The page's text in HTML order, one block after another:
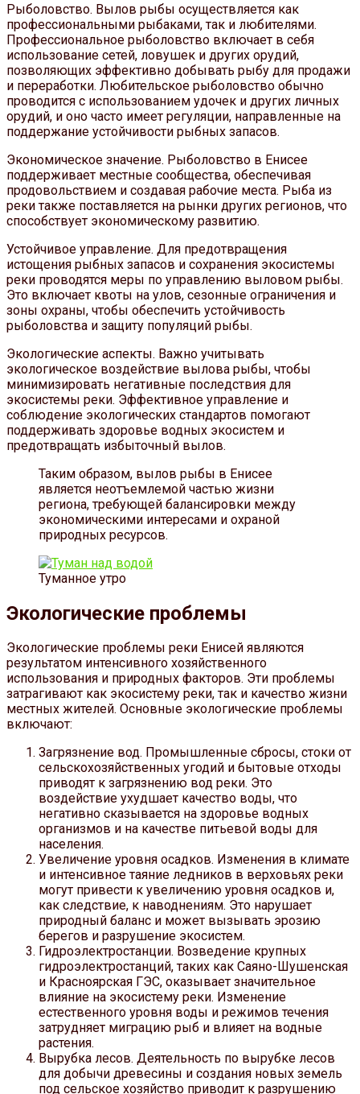
Рыболовство. Вылов рыбы осуществляется как
профессиональными рыбаками, так и любителями.
Профессиональное рыболовство включает в себя
использование сетей, ловушек и других орудий,
позволяющих эффективно добывать рыбу для продажи
и переработки. Любительское рыболовство обычно
проводится с использованием удочек и других личных
орудий, и оно часто имеет регуляции, направленные на
поддержание устойчивости рыбных запасов.
Экономическое значение. Рыболовство в Енисее
поддерживает местные сообщества, обеспечивая
продовольствием и создавая рабочие места. Рыба из
реки также поставляется на рынки других регионов, что
способствует экономическому развитию.
Устойчивое управление. Для предотвращения
истощения рыбных запасов и сохранения экосистемы
реки проводятся меры по управлению выловом рыбы.
Это включает квоты на улов, сезонные ограничения и
зоны охраны, чтобы обеспечить устойчивость
рыболовства и защиту популяций рыбы.
Экологические аспекты. Важно учитывать
экологическое воздействие вылова рыбы, чтобы
минимизировать негативные последствия для
экосистемы реки. Эффективное управление и
соблюдение экологических стандартов помогают
поддерживать здоровье водных экосистем и
предотвращать избыточный вылов.
Таким образом, вылов рыбы в Енисее
является неотъемлемой частью жизни
региона, требующей балансировки между
экономическими интересами и охраной
природных ресурсов.
Туманное утро
Экологические проблемы
Экологические проблемы реки Енисей являются
результатом интенсивного хозяйственного
использования и природных факторов. Эти проблемы
затрагивают как экосистему реки, так и качество жизни
местных жителей. Основные экологические проблемы
включают:
Загрязнение вод. Промышленные сбросы, стоки от
сельскохозяйственных угодий и бытовые отходы
приводят к загрязнению вод реки. Это
воздействие ухудшает качество воды, что
негативно сказывается на здоровье водных
организмов и на качестве питьевой воды для
населения.
Увеличение уровня осадков. Изменения в климате
и интенсивное таяние ледников в верховьях реки
могут привести к увеличению уровня осадков и,
как следствие, к наводнениям. Это нарушает
природный баланс и может вызывать эрозию
берегов и разрушение экосистем.
Гидроэлектростанции. Возведение крупных
гидроэлектростанций, таких как Саяно-Шушенская
и Красноярская ГЭС, оказывает значительное
влияние на экосистему реки. Изменение
естественного уровня воды и режимов течения
затрудняет миграцию рыб и влияет на водные
растения.
Вырубка лесов. Деятельность по вырубке лесов
для добычи древесины и создания новых земель
под сельское хозяйство приводит к разрушению